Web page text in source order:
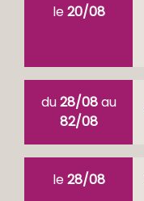
le20/08
du28/08au
82/08
le28/08